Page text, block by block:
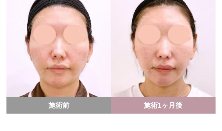
施術前 施術1ヶ月後